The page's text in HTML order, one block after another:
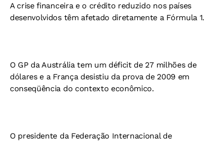
A crise financeira e o crédito reduzido nos países
desenvolvidos têm afetado diretamente a Fórmula 1.
O GP da Austrália tem um déficit de 27 milhões de
dólares e a França desistiu da prova de 2009 em
conseqüência do contexto econômico.
O presidente da Federação Internacional de